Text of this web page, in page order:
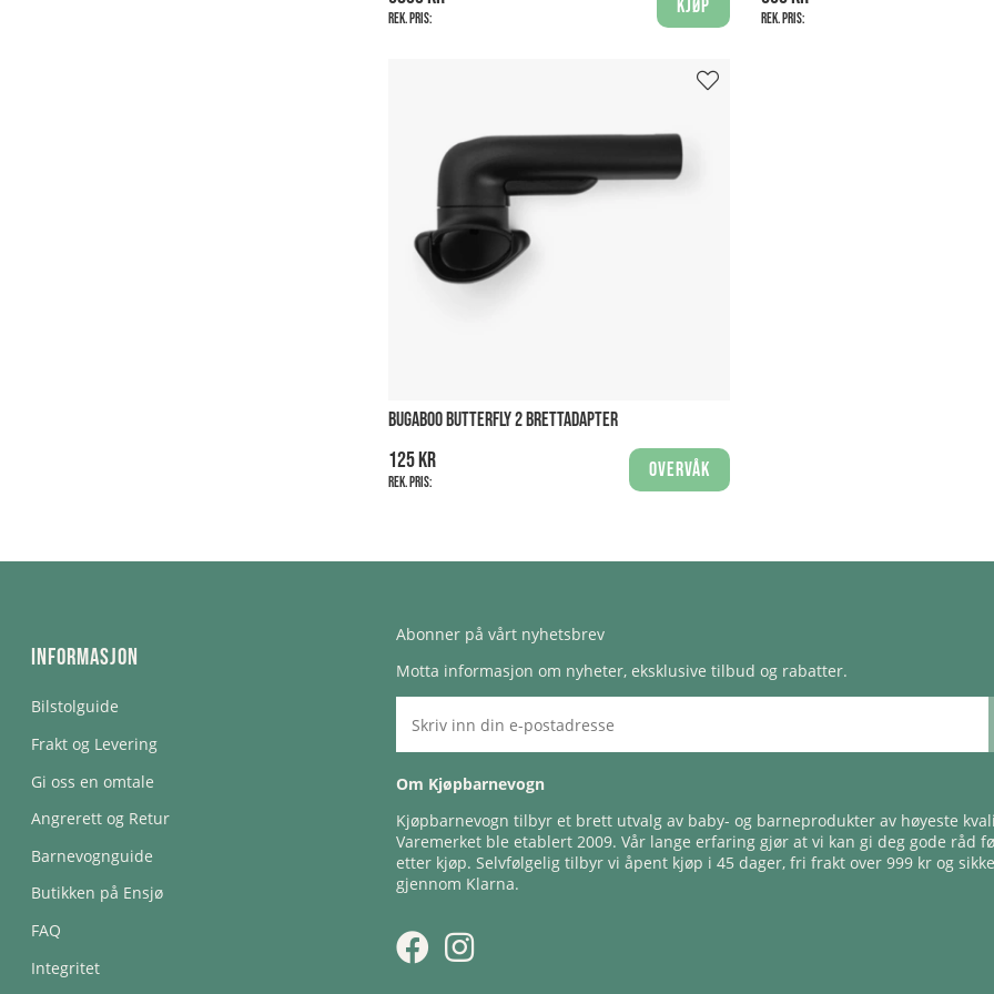
Rek. pris:
Kjøp
Rek. pris:
BUGABOO BUTTERFLY 2 BRETTADAPTER
125 kr
Rek. pris:
Overvåk
Informasjon
Bilstolguide
Frakt og Levering
Gi oss en omtale
Angrerett og Retur
Barnevognguide
Butikken på Ensjø
FAQ
Integritet
Abonner på vårt nyhetsbrev
Motta informasjon om nyheter, eksklusive tilbud og rabatter.
Om Kjøpbarnevogn
Kjøpbarnevogn tilbyr et brett utvalg av baby- og barneprodukter av høyeste
Varemerket ble etablert 2009. Vår lange erfaring gjør at vi kan gi deg gode råd
etter kjøp. Selvfølgelig tilbyr vi åpent kjøp i 45 dager, fri frakt over 999 kr og
gjennom Klarna.